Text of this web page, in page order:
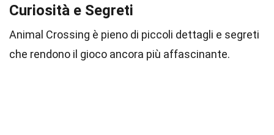
Curiosità e Segreti
Animal Crossing è pieno di piccoli dettagli e segreti
che rendono il gioco ancora più affascinante.